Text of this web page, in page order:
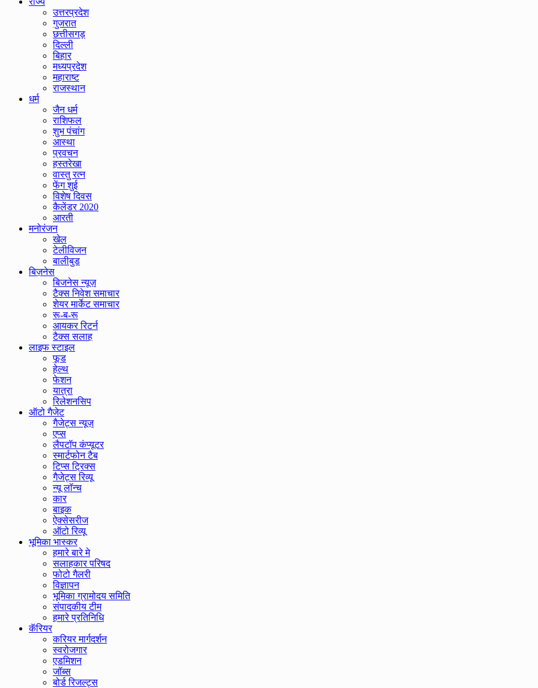
उत्तरप्रदेश
गुजरात
छत्तीसगड़
दिल्ली
बिहार
मध्यप्रदेश
महाराष्ट
राजस्थान
धर्म
जैन धर्म
राशिफल
शुभ पंचांग
आस्था
प्रवचन
हस्तरेखा
वास्तु रत्न
फेंग शुई
विशेष दिवस
कैलेंडर 2020
आरती
मनोरंजन
खेल
टेलीविजन
बालीबुड
बिज़नेस
बिजनेस न्यूज़
टैक्स निवेश समाचार
शेयर मार्केट समाचार
रू-ब-रू
आयकर रिटर्न
टैक्स सलाह
लाइफ स्टाइल
फूड
हेल्थ
फेशन
यात्रा
रिलेशनसिप
ऑटो गैजेट
गैजेट्स न्यूज़
एप्स
लैपटॉप कंप्यूटर
स्मार्टफोन टैब
टिप्स ट्रिक्स
गैजेट्स रिव्यू
न्यू लॉन्च
कार
बाइक
ऐक्सेसरीज
ऑटो रिव्यू
भूमिका भास्कर
हमारे बारे मे
सलाहकार परिषद
फोटो गैलरी
विज्ञापन
भूमिका ग्रामोदय समिति
संपादकीय टीम
हमारे प्रतिनिधि
कॅरियर
करियर मार्गदर्शन
स्वरोजगार
एडमिशन
जॉब्स
बोर्ड रिजल्ट्स